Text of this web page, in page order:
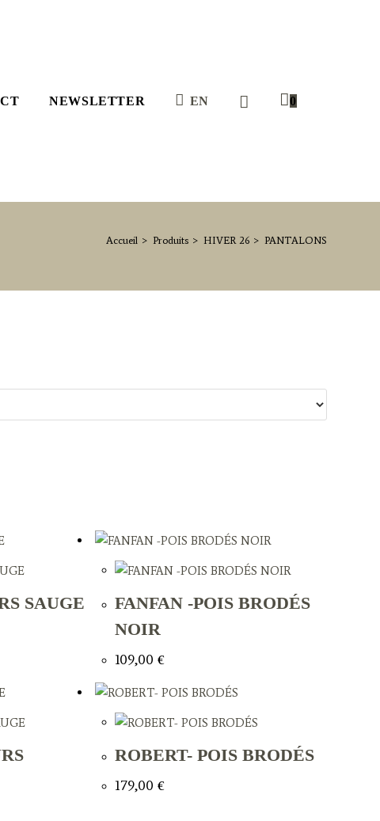
NEWSLETTER EN 0
Accueil > Produits > HIVER 26 > PANTALONS
SAUGE
FANFAN -POIS BRODÉS
NOIR
109,00 €
ROBERT- POIS BRODÉS
179,00 €